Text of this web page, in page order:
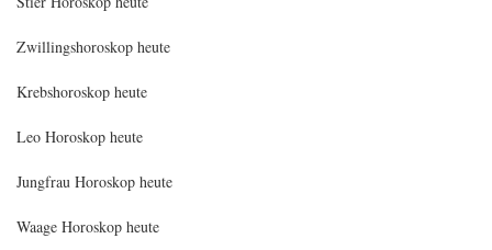
Zwillingshoroskop heute
Krebshoroskop heute
Leo Horoskop heute
Jungfrau Horoskop heute
Waage Horoskop heute